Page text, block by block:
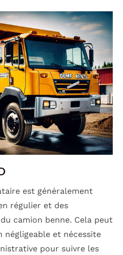
est généralement
régulier et des
camion benne. Cela peut
et nécessite
pour suivre les